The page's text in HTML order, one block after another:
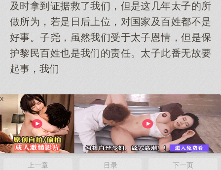
及时拿到证据救了我们，但是这几年太子的所
做所为，若是日后上位，对国家及百姓都不是
好事。子尧，虽然我们受于太子恩情，但是保
护黎民百姓也是我们的责任。太子此番无故要
起事，我们
x
上一章 目录 下一页